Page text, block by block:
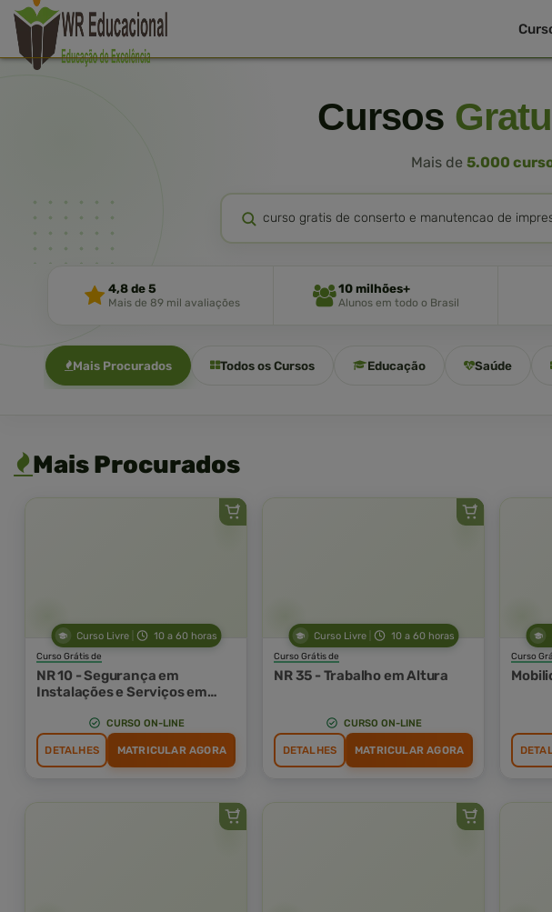
Cursos
Mais de 5.000
4,8 de 5
Mais de 89 mil avaliações
10 milhões+
Alunos em todo o Brasil
Mais Procurados Todos os Cursos Educação Saúde
Mais Procurados
Curso Livre 10 a 60 horas
Curso Grátis de
NR 10 - Segurança em
Instalações e Serviços em
CURSO ON-LINE
DETALHES MATRICULAR AGORA
Curso Livre 10 a 60 horas
Curso Grátis de
NR 35 - Trabalho em Altura
CURSO ON-LINE
DETALHES MATRICULAR AGORA
Curso